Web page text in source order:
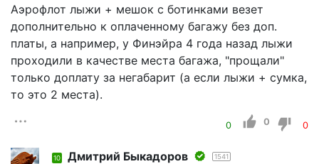
Аэрофлот лыжи + мешок с ботинками везет
дополнительно к оплаченному багажу без доп.
платы, а например, у Финэйра 4 года назад лыжи
проходили в качестве места багажа, "прощали"
только доплату за негабарит (а если лыжи + сумка,
то это 2 места).
0 0 0
10 Дмитрий Быкадоров 1541